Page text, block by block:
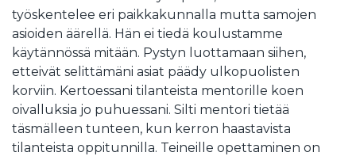
työskentelee eri paikkakunnalla mutta samojen
asioiden äärellä. Hän ei tiedä koulustamme
käytännössä mitään. Pystyn luottamaan siihen,
etteivät selittämäni asiat päädy ulkopuolisten
korviin. Kertoessani tilanteista mentorille koen
oivalluksia jo puhuessani. Silti mentori tietää
täsmälleen tunteen, kun kerron haastavista
tilanteista oppitunnilla. Teineille opettaminen on